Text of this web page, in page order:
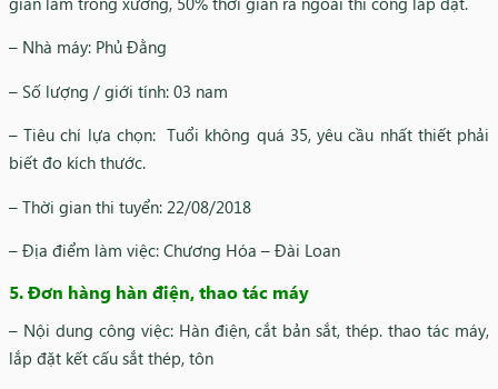
– Nhà máy: Phủ Đằng
– Số lượng / giới tính: 03 nam
– Tiêu chí lựa chọn: Tuổi không quá 35, yêu cầu nhất thiết phải
biết đo kích thước.
– Thời gian thi tuyển: 22/08/2018
– Địa điểm làm việc: Chương Hóa – Đài Loan
5. Đơn hàng hàn điện, thao tác máy
– Nội dung công việc: Hàn điện, cắt bản sắt, thép. thao tác máy,
lắp đặt kết cấu sắt thép, tôn